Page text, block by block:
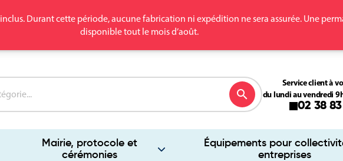
inclus. Durant cette période, aucune fabrication ni expédition ne sera assurée. Une
disponible tout le mois d’août.
Mairie, protocole et
cérémonies
Équipements pour
entreprises
search
Service client à
du lundi au vendredi
02 38 83